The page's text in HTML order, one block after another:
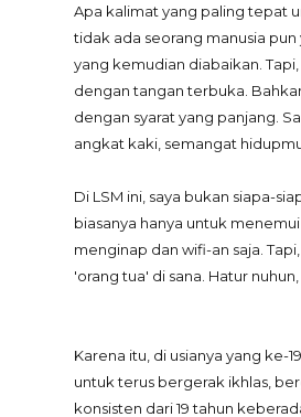
Apa kalimat yang paling tepat
tidak ada seorang manusia
yang kemudian diabaikan.
dengan tangan terbuka.
dengan syarat yang panjang.
angkat kaki, semangat
Di LSM ini, saya bukan siapa-
biasanya hanya untuk
menginap dan wifi-an saja.
'orang tua' di sana. Hatur nuhun,
Karena itu, di usianya yang ke-
untuk terus bergerak ikhlas,
konsisten dari 19 tahun